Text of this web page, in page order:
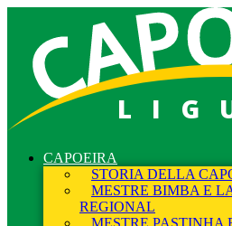
CAPOEIRA
STORIA DELLA
MESTRE BIMBA E
REGIONAL